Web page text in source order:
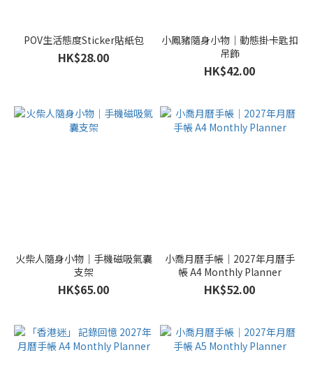
POV生活態度Sticker貼紙包
HK$28.00
小鳳豬隨身小物｜動態掛卡匙扣
吊飾
HK$42.00
火柴人隨身小物｜手機磁吸氣囊
支架
HK$65.00
小喬月曆手帳｜2027年月曆手
帳 A4 Monthly Planner
HK$52.00